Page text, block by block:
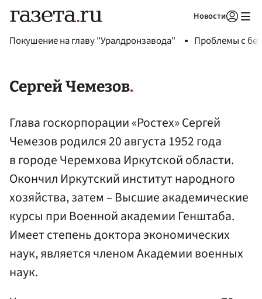
Новости
Покушение на главу "Уралдронзавода" Проблемы с
Сергей Чемезов
Глава госкорпорации «Ростех» Сергей
Чемезов родился 20 августа 1952 года
в городе Черемхова Иркутской области.
Окончил Иркутский институт народного
хозяйства, затем – Высшие академические
курсы при Военной академии Генштаба.
Имеет степень доктора экономических
наук, является членом Академии военных
наук.